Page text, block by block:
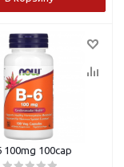
100mg 100cap